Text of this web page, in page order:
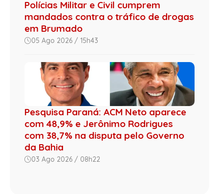
Polícias Militar e Civil cumprem
mandados contra o tráfico de drogas
em Brumado
05 Ago 2026 / 15h43
Pesquisa Paraná: ACM Neto aparece
com 48,9% e Jerônimo Rodrigues
com 38,7% na disputa pelo Governo
da Bahia
03 Ago 2026 / 08h22